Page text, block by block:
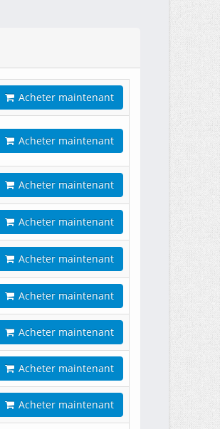
Acheter maintenant
Acheter maintenant
Acheter maintenant
Acheter maintenant
Acheter maintenant
Acheter maintenant
Acheter maintenant
Acheter maintenant
Acheter maintenant